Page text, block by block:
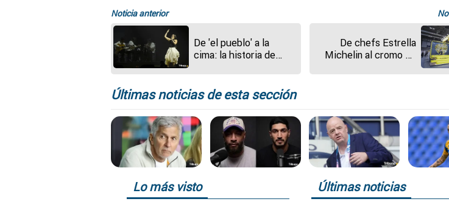
Noticia anterior
De 'el pueblo' a la
cima: la historia de
De chefs Estrella
Michelin al cromo de
Últimas noticias de esta sección
Lo más visto Últimas noticias